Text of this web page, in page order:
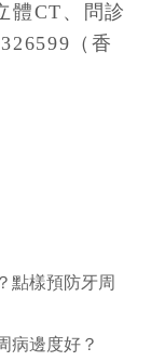
體CT、問診
（香
點樣預防牙周
病邊度好？